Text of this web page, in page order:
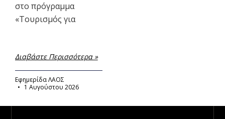
στο πρόγραμμα
«Τουρισμός για
Διαβάστε Περισσότερα »
Εφημερίδα ΛΑΟΣ
1 Αυγούστου 2026